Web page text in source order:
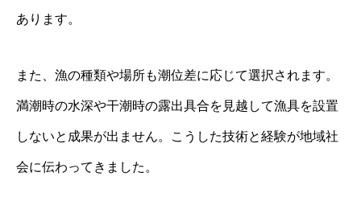
あります。
また、漁の種類や場所も潮位差に応じて選択されます。
満潮時の水深や干潮時の露出具合を見越して漁具を設置
しないと成果が出ません。こうした技術と経験が地域社
会に伝わってきました。